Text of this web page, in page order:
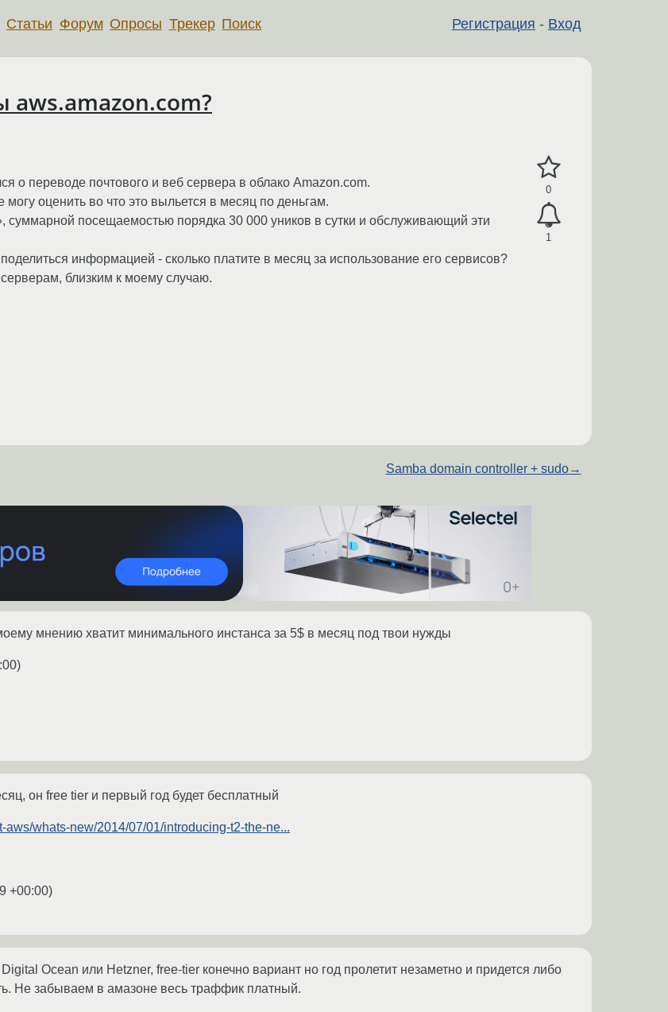
Регистрация - Вход
Статьи Форум Опросы Трекер Поиск
aws.amazon.com?
0
1
о переводе почтового и веб сервера в облако Amazon.com.
оценить во что это выльется в месяц по деньгам.
суммарной посещаемостью порядка 30 000 уников в сутки и обслуживающий эти
информацией - сколько платите в месяц за использование его сервисов?
близким к моему случаю.
Samba domain controller + sudo→
мнению хватит минимального инстанса за 5$ в месяц под твои нужды
)
он free tier и первый год будет бесплатный
aws/whats-new/2014/07/01/introducing-t2-the-ne...
+00:00)
Ocean или Hetzner, free-tier конечно вариант но год пролетит незаметно и придется либо
Не забываем в амазоне весь траффик платный.